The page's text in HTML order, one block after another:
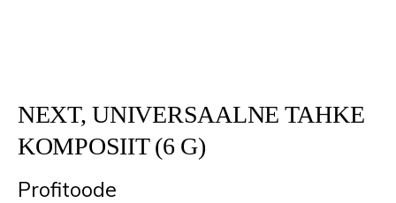
NEXT, UNIVERSAALNE TAHKE
KOMPOSIIT (6 G)
Profitoode